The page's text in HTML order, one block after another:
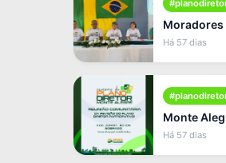
Moradores
Há 57 dias
Monte
Há 57 dias